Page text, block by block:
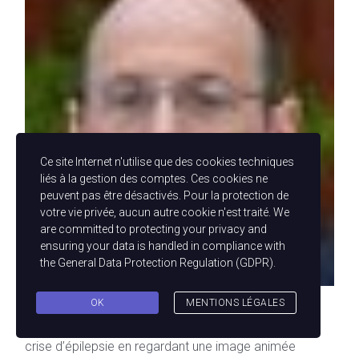
Cyber-harcèlement mortel avec un gif animé Un
crise d’épilepsie en regardant une image animée
Ce site Internet n'utilise que des cookies techniques
liés à la gestion des comptes. Ces cookies ne
peuvent pas être désactivés. Pour la protection de
votre vie privée, aucun autre cookie n'est traité. We
are committed to protecting your privacy and
ensuring your data is handled in compliance with
the General Data Protection Regulation (GDPR)
OK MENTIONS LÉGALES